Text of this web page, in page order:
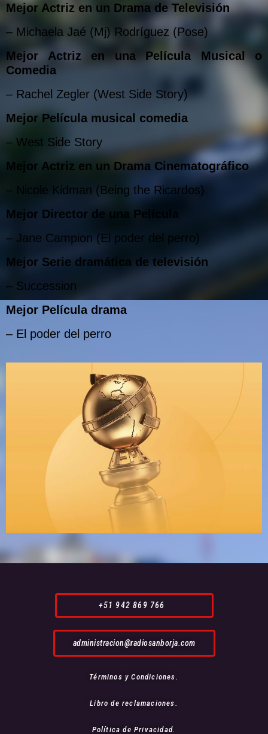
Mejor Actriz en un Drama de Televisión
– Michaela Jaé (Mj) Rodríguez (Pose)
Mejor Actriz en una Película Musical o
Comedia
– Rachel Zegler (West Side Story)
Mejor Película musical comedia
– West Side Story
Mejor Actriz en un Drama Cinematográfico
– Nicole Kidman (Being the Ricardos)
Mejor Director de una Película
– Jane Campion (El poder del perro)
Mejor Serie dramática de televisión
– Succession
Mejor Película drama
– El poder del perro
+51 942 869 766
administracion@radiosanborja.com
Términos y Condiciones.
Libro de reclamaciones.
Política de Privacidad.